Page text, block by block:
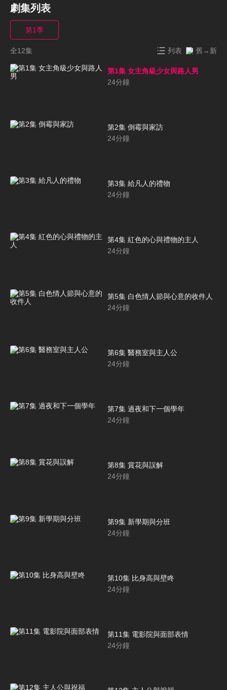
劇集列表
第1季
全12集 列表 舊→新
第1集 女主角級少女與路人男
24分鐘
第2集 倒霉與家訪
24分鐘
第3集 給凡人的禮物
24分鐘
第4集 紅色的心與禮物的主人
24分鐘
第5集 白色情人節與心意的收件人
24分鐘
第6集 醫務室與主人公
24分鐘
第7集 過夜和下一個學年
24分鐘
第8集 賞花與誤解
24分鐘
第9集 新學期與分班
24分鐘
第10集 比身高與壁咚
24分鐘
第11集 電影院與面部表情
24分鐘